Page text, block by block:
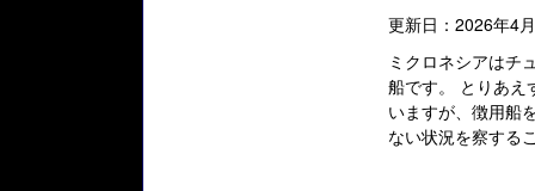
更新日：2026年4
ミクロネシアはチ
船です。 とりあえ
いますが、徴用船
ない状況を察する